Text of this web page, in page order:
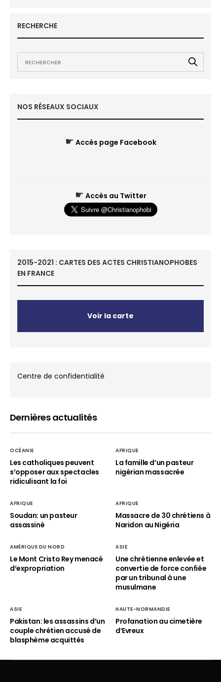
RECHERCHE
NOS RÉSEAUX SOCIAUX
☛ Accès page Facebook
☛ Accès au Twitter
2015-2021 : CARTES DES ACTES CHRISTIANOPHOBES
EN FRANCE
Voir la carte
Centre de confidentialité
Dernières actualités
OCÉANIE
Les catholiques peuvent
s’opposer aux spectacles
ridiculisant la foi
AFRIQUE
La famille d’un pasteur
nigérian massacrée
AFRIQUE
Soudan: un pasteur
assassiné
AFRIQUE
Massacre de 30 chrétiens à
Naridon au Nigéria
AMÉRIQUE DU NORD
Le Mont Cristo Rey menacé
d’expropriation
ASIE
Une chrétienne enlevée et
convertie de force confiée
par un tribunal à une
musulmane
ASIE
Pakistan: les assassins d’un
couple chrétien accusé de
blasphème acquittés
HAUTE-NORMANDIE
Profanation au cimetière
d’Evreux